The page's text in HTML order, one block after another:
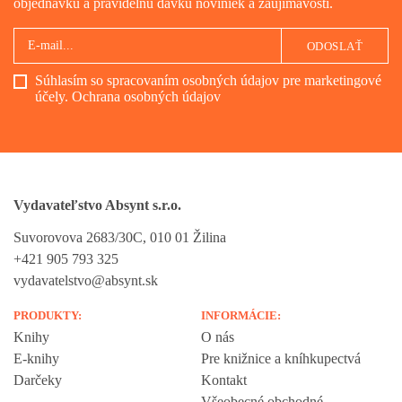
objednávku a pravidelnú dávku noviniek a zaujímavostí.
Súhlasím so spracovaním osobných údajov pre marketingové
účely. Ochrana osobných údajov
ODOSLAŤ
Vydavateľstvo Absynt s.r.o.
Suvorovova 2683/30C, 010 01 Žilina
+421 905 793 325
vydavatelstvo@absynt.sk
PRODUKTY:
Knihy
E-knihy
Darčeky
INFORMÁCIE:
O nás
Pre knižnice a kníhkupectvá
Kontakt